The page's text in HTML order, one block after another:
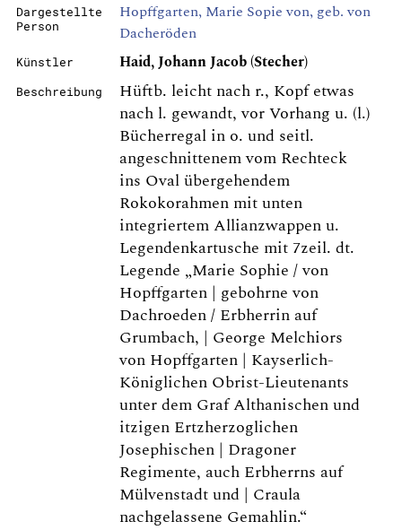
Dargestellte
Person
Hopffgarten, Marie Sopie von, geb. von
Dacheröden
Künstler Haid, Johann Jacob (Stecher)
Beschreibung
Hüftb. leicht nach r., Kopf etwas
nach l. gewandt, vor Vorhang u. (l.)
Bücherregal in o. und seitl.
angeschnittenem vom Rechteck
ins Oval übergehendem
Rokokorahmen mit unten
integriertem Allianzwappen u.
Legendenkartusche mit 7zeil. dt.
Legende „Marie Sophie / von
Hopffgarten | gebohrne von
Dachroeden / Erbherrin auf
Grumbach, | George Melchiors
von Hopffgarten | Kayserlich-
Königlichen Obrist-Lieutenants
unter dem Graf Althanischen und
itzigen Ertzherzoglichen
Josephischen | Dragoner
Regimente, auch Erbherrns auf
Mülvenstadt und | Craula
nachgelassene Gemahlin.“